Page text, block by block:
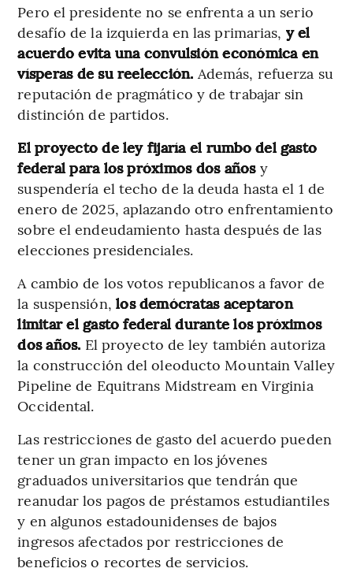
Pero el presidente no se enfrenta a un serio
desafío de la izquierda en las primarias, y el
acuerdo evita una convulsión económica en
vísperas de su reelección. Además, refuerza su
reputación de pragmático y de trabajar sin
distinción de partidos.
El proyecto de ley fijaría el rumbo del gasto
federal para los próximos dos años y
suspendería el techo de la deuda hasta el 1 de
enero de 2025, aplazando otro enfrentamiento
sobre el endeudamiento hasta después de las
elecciones presidenciales.
A cambio de los votos republicanos a favor de
la suspensión, los demócratas aceptaron
limitar el gasto federal durante los próximos
dos años. El proyecto de ley también autoriza
la construcción del oleoducto Mountain Valley
Pipeline de Equitrans Midstream en Virginia
Occidental.
Las restricciones de gasto del acuerdo pueden
tener un gran impacto en los jóvenes
graduados universitarios que tendrán que
reanudar los pagos de préstamos estudiantiles
y en algunos estadounidenses de bajos
ingresos afectados por restricciones de
beneficios o recortes de servicios.